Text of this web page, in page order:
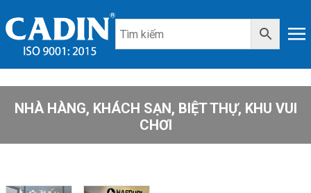
NHÀ HÀNG, KHÁCH SẠN, BIỆT THỰ, KHU VUI
CHƠI